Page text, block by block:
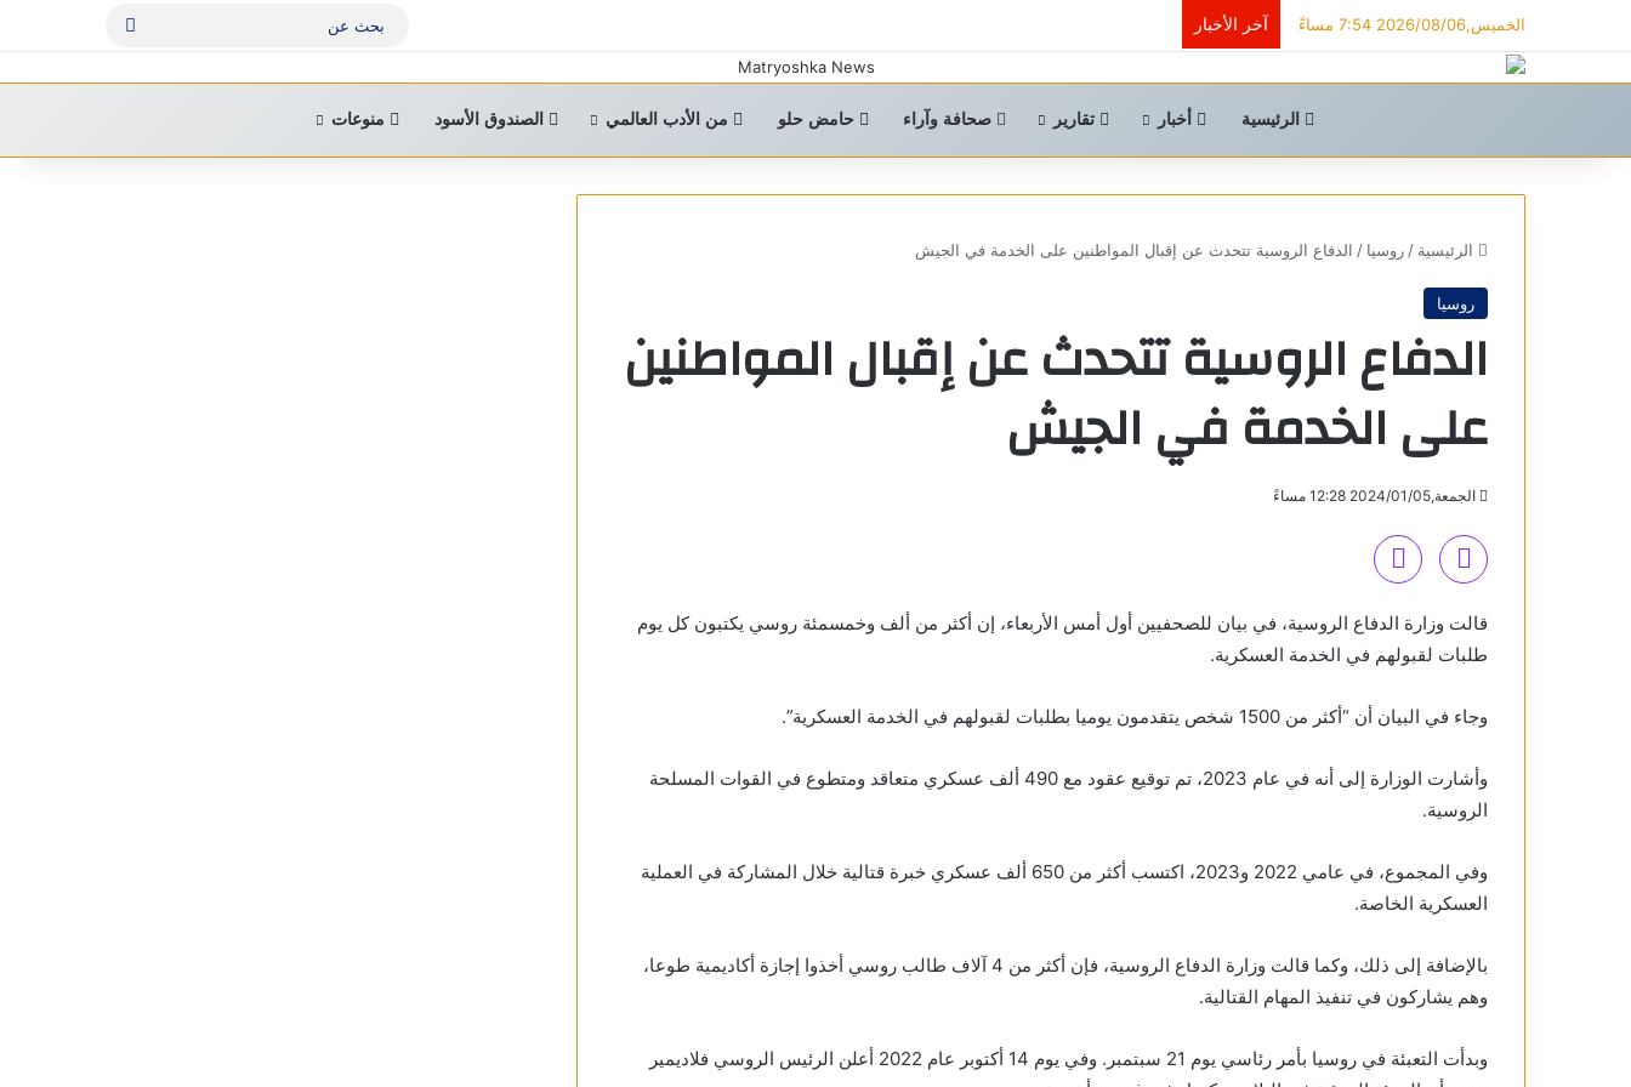
الخميس,2026/08/06 7:54 مساءً آخر الأخبار
الرئيسية أخبار تقارير صحافة وآراء حامض حلو من الأدب العالمي الصندوق الأسود منوعات
الرئيسية / روسيا / الدفاع الروسية تتحدث عن إقبال المواطنين على الخدمة في الجيش
روسيا
الدفاع الروسية تتحدث عن إقبال المواطنين
على الخدمة في الجيش
الجمعة,2024/01/05 12:28 مساءً
قالت وزارة الدفاع الروسية، في بيان للصحفيين أول أمس الأربعاء، إن أكثر من ألف وخمسمئة روسي يكتبون كل يوم
طلبات لقبولهم في الخدمة العسكرية.
وجاء في البيان أن “أكثر من 1500 شخص يتقدمون يوميا بطلبات لقبولهم في الخدمة العسكرية”.
وأشارت الوزارة إلى أنه في عام 2023، تم توقيع عقود مع 490 ألف عسكري متعاقد ومتطوع في القوات المسلحة
الروسية.
وفي المجموع، في عامي 2022 و2023، اكتسب أكثر من 650 ألف عسكري خبرة قتالية خلال المشاركة في العملية
العسكرية الخاصة.
بالإضافة إلى ذلك، وكما قالت وزارة الدفاع الروسية، فإن أكثر من 4 آلاف طالب روسي أخذوا إجازة أكاديمية طوعا،
وهم يشاركون في تنفيذ المهام القتالية.
وبدأت التعبئة في روسيا بأمر رئاسي يوم 21 سبتمبر. وفي يوم 14 أكتوبر عام 2022 أعلن الرئيس الروسي فلاديمير